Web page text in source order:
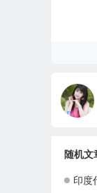
随机文
印度